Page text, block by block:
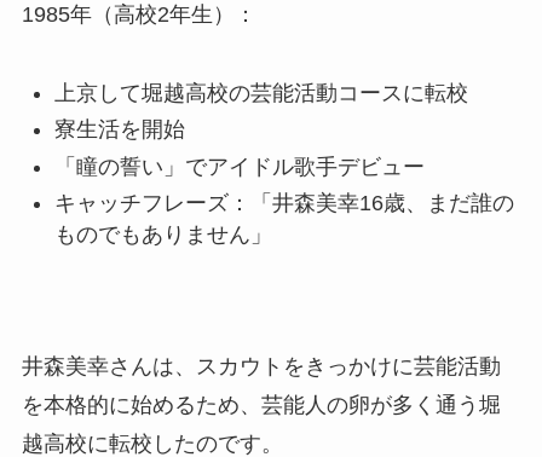
1985年（高校2年生）：
上京して堀越高校の芸能活動コースに転校
寮生活を開始
「瞳の誓い」でアイドル歌手デビュー
キャッチフレーズ：「井森美幸16歳、まだ誰の
ものでもありません」
井森美幸さんは、スカウトをきっかけに芸能活動
を本格的に始めるため、芸能人の卵が多く通う堀
越高校に転校したのです。